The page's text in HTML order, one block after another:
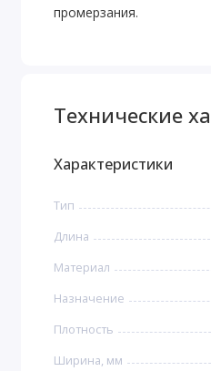
промерзания.
Технические
Характеристики
Тип
Длина
Материал
Назначение
Плотность
Ширина, мм